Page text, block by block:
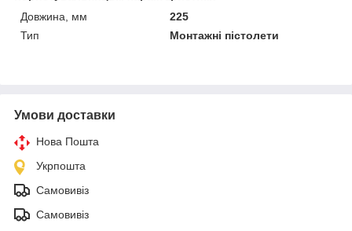
Довжина, мм
225
Тип
Монтажні пістолети
Умови доставки
Нова Пошта
Укрпошта
Самовивіз
Самовивіз